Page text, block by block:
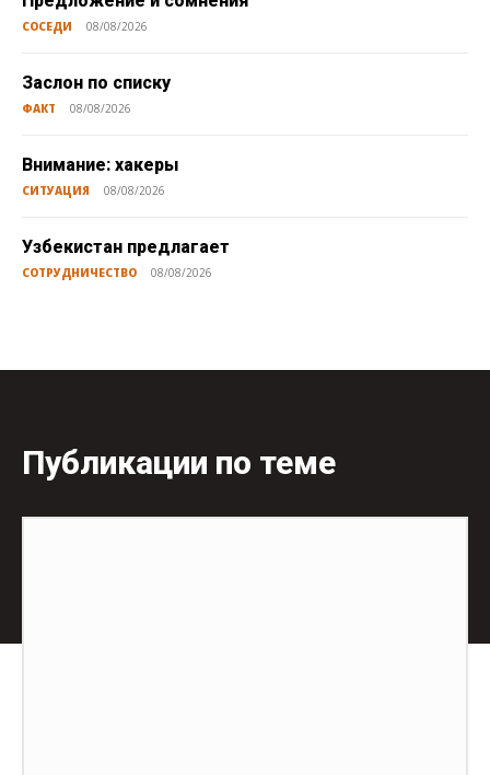
СОСЕДИ 08/08/2026
Заслон по списку
ФАКТ 08/08/2026
Внимание: хакеры
СИТУАЦИЯ 08/08/2026
Узбекистан предлагает
СОТРУДНИЧЕСТВО 08/08/2026
Публикации по теме